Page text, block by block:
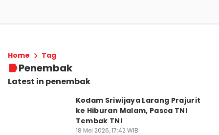
Home Tag
Penembak
Latest in penembak
Kodam Sriwijaya Larang Prajurit
ke Hiburan Malam, Pasca TNI
Tembak TNI
18 Mei 2026, 17:42 WIB